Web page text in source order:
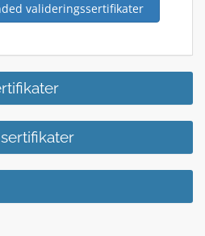
valideringssertifikater